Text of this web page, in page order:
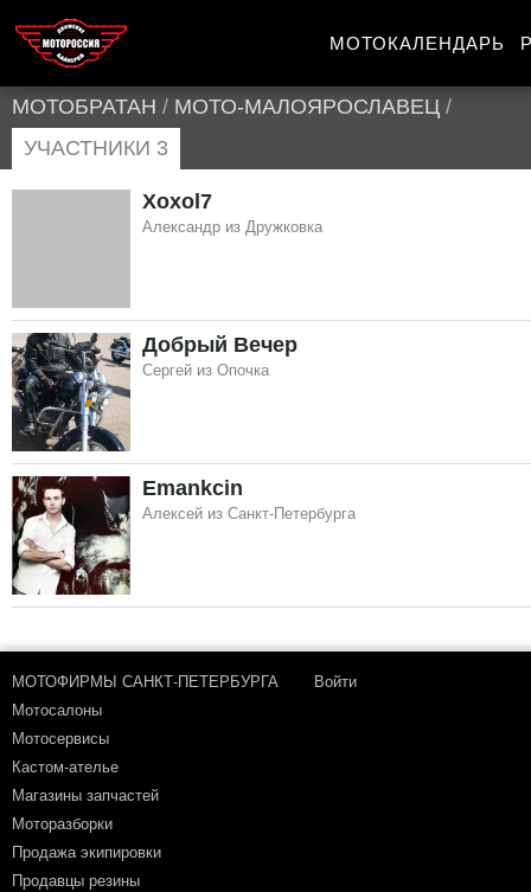
МОТОКАЛЕНДАРЬ
МОТОБРАТАН / МОТО-МАЛОЯРОСЛАВЕЦ /
УЧАСТНИКИ 3
Xoxol7
Александр из Дружковка
Добрый Вечер
Сергей из Опочка
Emankcin
Алексей из Санкт-Петербурга
МОТОФИРМЫ САНКТ-ПЕТЕРБУРГА
Мотосалоны
Мотосервисы
Кастом-ателье
Магазины запчастей
Моторазборки
Продажа экипировки
Продавцы резины
Войти